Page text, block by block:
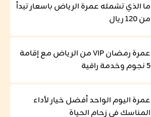
ما الذي تشمله عمرة الرياض باسعار تبدأ
من 120 ريال
عمرة رمضان VIP من الرياض مع إقامة
5 نجوم وخدمة راقية
عمرة اليوم الواحد أفضل خيار لأداء
المناسك في زحام الحياة